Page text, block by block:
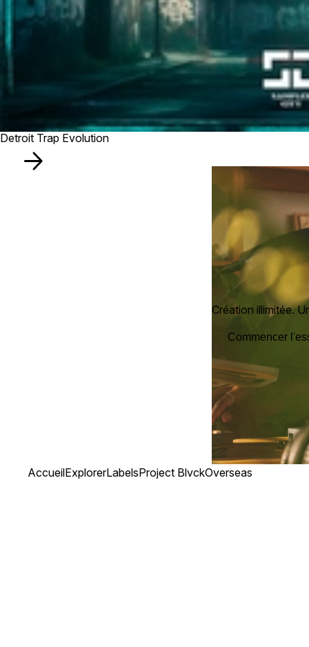
Detroit Trap Evolution
Création illimitée.
Commencer
AccueilExplorerLabelsProject BlvckOverseas